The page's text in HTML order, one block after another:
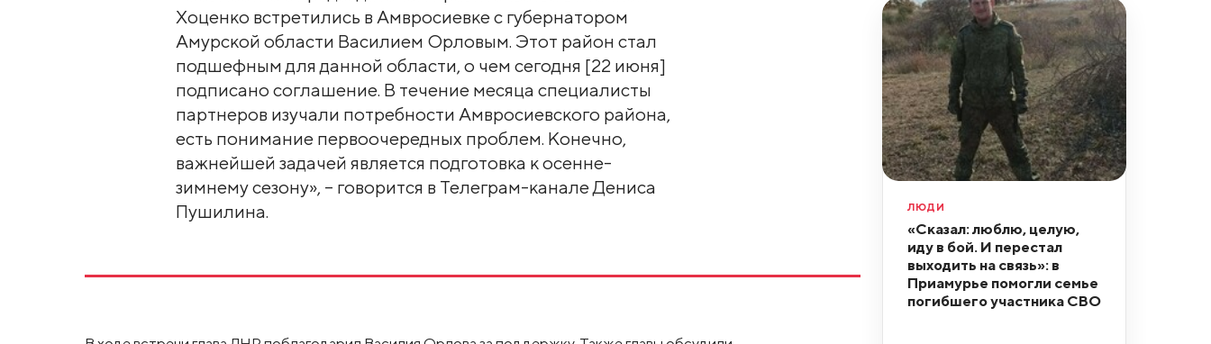
Хоценко встретились в Амвросиевке с губернатором
Амурской области Василием Орловым. Этот район стал
подшефным для данной области, о чем сегодня [22 июня]
подписано соглашение. В течение месяца специалисты
партнеров изучали потребности Амвросиевского района,
есть понимание первоочередных проблем. Конечно,
важнейшей задачей является подготовка к осенне-
зимнему сезону», – говорится в Телеграм-канале Дениса
Пушилина.
ЛЮДИ
«Сказал: люблю, целую,
иду в бой. И перестал
выходить на связь»: в
Приамурье помогли семье
погибшего участника СВО